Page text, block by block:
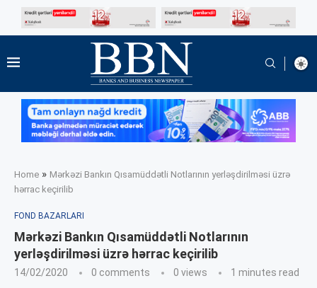
Home » Mərkəzi Bankın Qısamüddətli Notlarının yerləşdirilməsi üzrə
hərrac keçirilib
FOND BAZARLARI
Mərkəzi Bankın Qısamüddətli Notlarının
yerləşdirilməsi üzrə hərrac keçirilib
14/02/2020 0 comments 0 views 1 minutes read